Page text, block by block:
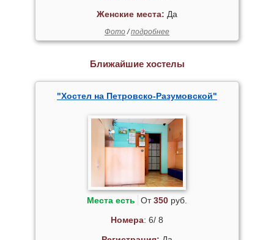
Женские места: Да
Фото/подробнее
Ближайшие хостелы
"Хостел на Петровско-Разумовской"
Места есть От350руб.
Номера: 6/ 8